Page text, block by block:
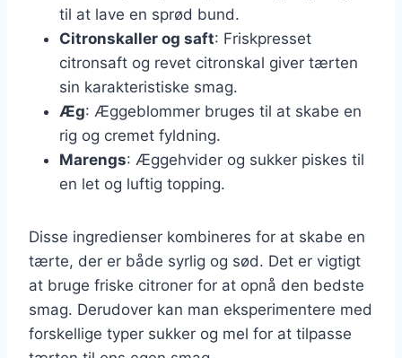
til at lave en sprød bund.
Citronskaller og saft: Friskpresset
citronsaft og revet citronskal giver tærten
sin karakteristiske smag.
Æg: Æggeblommer bruges til at skabe en
rig og cremet fyldning.
Marengs: Æggehvider og sukker piskes til
en let og luftig topping.
Disse ingredienser kombineres for at skabe en
tærte, der er både syrlig og sød. Det er vigtigt
at bruge friske citroner for at opnå den bedste
smag. Derudover kan man eksperimentere med
forskellige typer sukker og mel for at tilpasse